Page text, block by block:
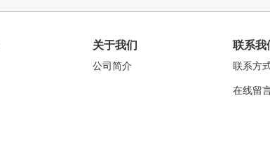
关于我们
公司简介
联系我
联系方
在线留